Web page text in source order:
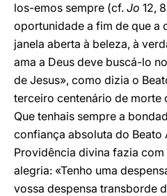
los-emos sempre (cf. Jo 12,
oportunidade a fim de que a
janela aberta à beleza, à
ama a Deus deve buscá-lo
de Jesus», como dizia o
terceiro centenário de morte
Que tenhais sempre a
confiança absoluta do Beato
Providência divina fazia
alegria: «Tenho uma
vossa despensa transborde